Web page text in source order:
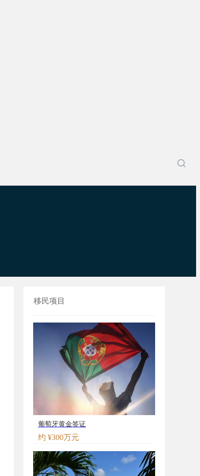
移民项目
葡萄牙黄金签证
约 ¥300万元